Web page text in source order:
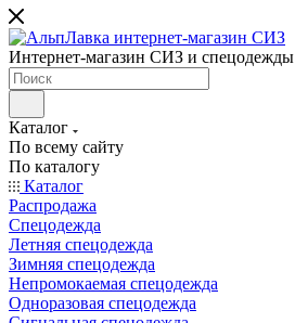
Интернет-магазин СИЗ и спецодежды
Каталог
По всему сайту
По каталогу
Каталог
Распродажа
Спецодежда
Летняя спецодежда
Зимняя спецодежда
Непромокаемая спецодежда
Одноразовая спецодежда